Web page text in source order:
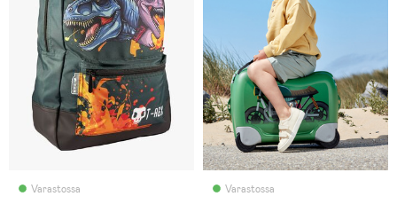
Varastossa Varastossa